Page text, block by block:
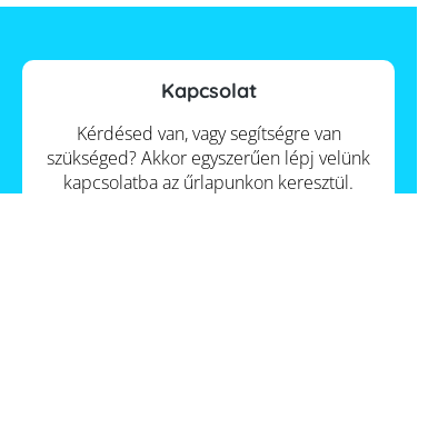
Kapcsolat
Kérdésed van, vagy segítségre van
szükséged? Akkor egyszerűen lépj velünk
kapcsolatba az űrlapunkon keresztül.